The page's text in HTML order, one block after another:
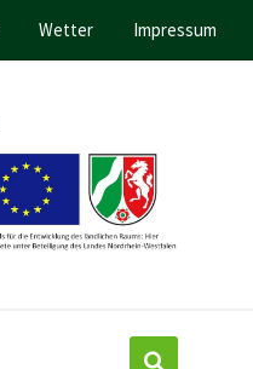
Wetter Impressum